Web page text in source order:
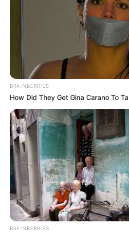
Λίγες ώρες αργότερα, ο
επικοινώνησε
του ΟΣΕ, επισημαίνοντας
κίνδυνο της λειτουργίας
διαβάσεων της Δημοτικής
ζητώντας τις άμεσες
διασφάλιση της ασφάλειας
οχημάτων.
Όταν η τύχη χαμογελά, το
είναι να κρατήσεις γερά το
Ήταν ο πιο τυχερός οδηγός
μιας και γλίτωσε από
BRAINBERRIES
How Did They Get Gina Carano To
BRAINBERRIES